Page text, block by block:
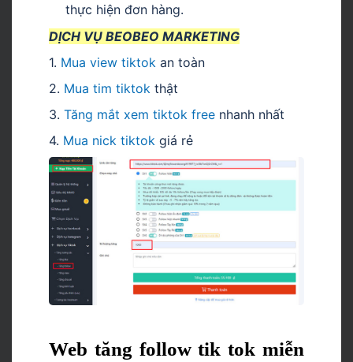
thực hiện đơn hàng.
DỊCH VỤ BEOBEO MARKETING
1. Mua view tiktok an toàn
2. Mua tim tiktok thật
3. Tăng mắt xem tiktok free nhanh nhất
4. Mua nick tiktok giá rẻ
Web tăng follow tik tok miễn